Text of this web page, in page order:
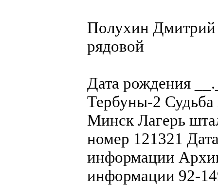
Полухин
рядовой
Дата рождения
Тербуны-2
Минск Лагерь
номер 121321
информации
информации 92-